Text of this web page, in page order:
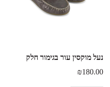
נעל מוקסין עור בגימור חלק
₪180.00